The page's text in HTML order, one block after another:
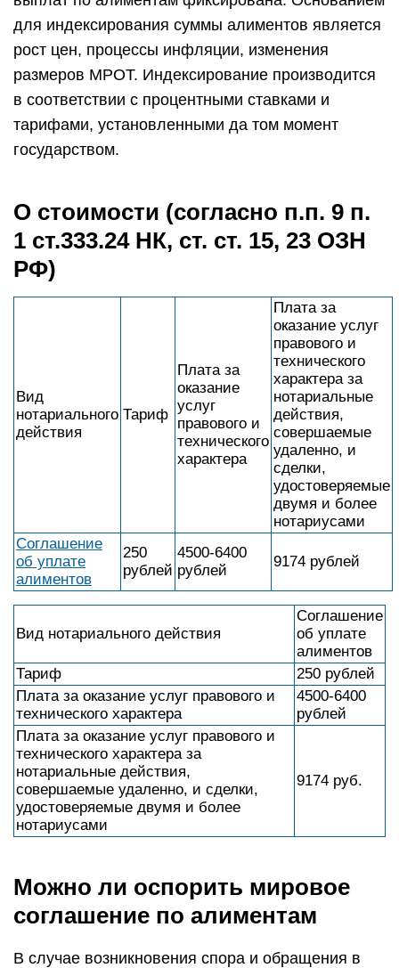
для индексирования суммы алиментов является
рост цен, процессы инфляции, изменения
размеров МРОТ. Индексирование производится
в соответствии с процентными ставками и
тарифами, установленными да том момент
государством.
О стоимости (согласно п.п. 9 п.
1 ст.333.24 НК, ст. ст. 15, 23 ОЗН
РФ)
Вид
нотариального
действия
Тариф
Плата за
оказание
услуг
правового и
технического
характера
Плата за
оказание услуг
правового и
технического
характера за
нотариальные
действия,
совершаемые
удаленно, и
сделки,
удостоверяемые
двумя и более
нотариусами
Соглашение
об уплате
алиментов
250
рублей
4500-6400
рублей
9174 рублей
Вид нотариального действия
Соглашение
об уплате
алиментов
Тариф
250 рублей
Плата за оказание услуг правового и
технического характера
4500-6400
рублей
Плата за оказание услуг правового и
технического характера за
нотариальные действия,
совершаемые удаленно, и сделки,
удостоверяемые двумя и более
нотариусами
9174 руб.
Можно ли оспорить мировое
соглашение по алиментам
В случае возникновения спора и обращения в